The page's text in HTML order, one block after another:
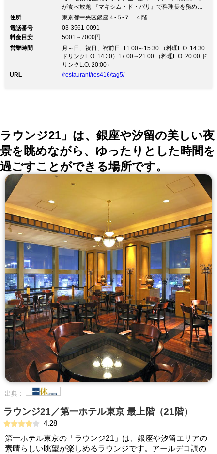
が食べ放題 『マキシム・ド・パリ』で料理長を務めて
いたシェフが奏でる料理 貸切パーティは20〜最大40名
木村家のパンが食べ放題お店は景色も楽しめる銀座木村
家の4階！ 『マキシム・ド・パリ』で料理長を務めてい
たシェフが作る料理の数々をご堪能ください ◆大皿料
理のパーティープラン5,800円（税込）〜 プランには
2Hの飲み放題付き！ 旬の食材を使った豪華な料理を楽
しめます ◆前菜とメインが選べる3種類のコース全5
は20名〜最大40名様までご利用可能 誕生日や記念日な
ど、大切な日のお祝いにデザートプレートも承っていま
す♪
住所
東京都中央区銀座４-５-７ ４階
電話番号
03-3561-0091
料金目安
5001～7000円
営業時間
月～日、祝日、祝前日: 11:00～15:30 （料理L.O. 14:30
ドリンクL.O. 14:30）17:00～21:00 （料理L.O. 20:00 ド
リンクL.O. 20:00）
URL
/restaurant/res416/tag5/
ラウンジ21」は、銀座や汐留の美しい夜
景を眺めながら、ゆったりとした時間を
過ごすことができる場所です。
出典：
ラウンジ21／第一ホテル東京 最上階（21階）
4.28
第一ホテル東京の「ラウンジ21」は、銀座や汐留エリアの
素晴らしい眺望が楽しめるラウンジです。アールデコ調の